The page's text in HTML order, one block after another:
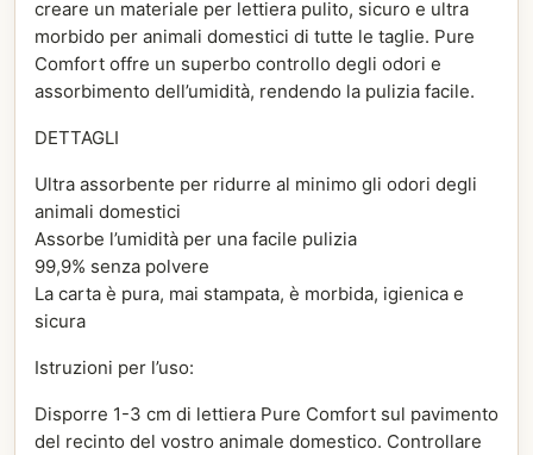
creare un materiale per lettiera pulito, sicuro e ultra
morbido per animali domestici di tutte le taglie. Pure
Comfort offre un superbo controllo degli odori e
assorbimento dell’umidità, rendendo la pulizia facile.
DETTAGLI
Ultra assorbente per ridurre al minimo gli odori degli
animali domestici
Assorbe l’umidità per una facile pulizia
99,9% senza polvere
La carta è pura, mai stampata, è morbida, igienica e
sicura
Istruzioni per l’uso:
Disporre 1-3 cm di lettiera Pure Comfort sul pavimento
del recinto del vostro animale domestico. Controllare